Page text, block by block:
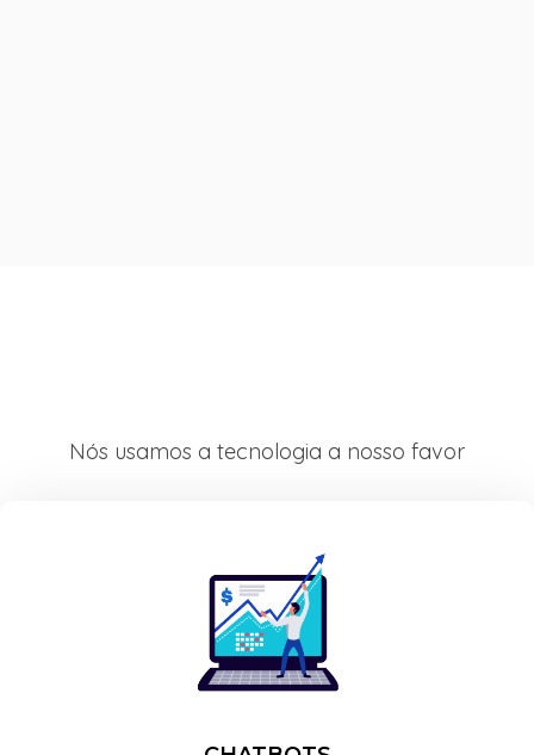
Nós usamos a tecnologia a nosso favor